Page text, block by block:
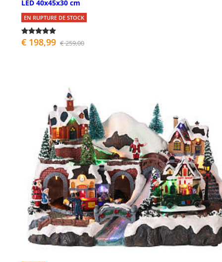
LED 40x45x30 cm
EN RUPTURE DE STOCK
€ 198,99 € 259,00